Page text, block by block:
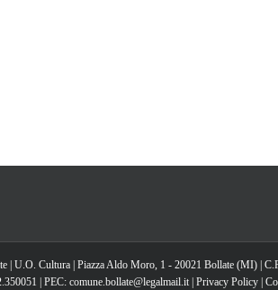
| U.O. Cultura | Piazza Aldo Moro, 1 - 20021 Bollate (MI) |
| PEC: comune.bollate@legalmail.it | Privacy Policy